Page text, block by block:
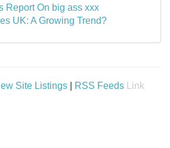
Report On big ass xxx
UK: A Growing Trend?
Site Listings RSS Feeds
Link